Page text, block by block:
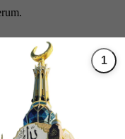
davom etish